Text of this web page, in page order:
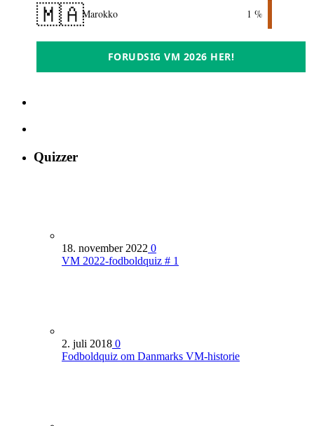
🇲🇦Marokko 1 %
FORUDSIG VM 2026 HER!
Quizzer
18. november 2022 0
VM 2022-fodboldquiz # 1
2. juli 2018 0
Fodboldquiz om Danmarks VM-historie